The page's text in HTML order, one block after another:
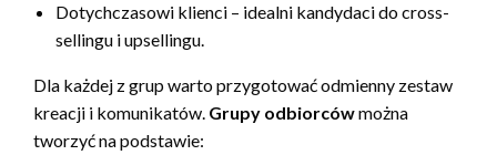
Dotychczasowi klienci – idealni kandydaci do cross-
sellingu i upsellingu.
Dla każdej z grup warto przygotować odmienny zestaw
kreacji i komunikatów. Grupy odbiorcówmożna
tworzyć na podstawie: